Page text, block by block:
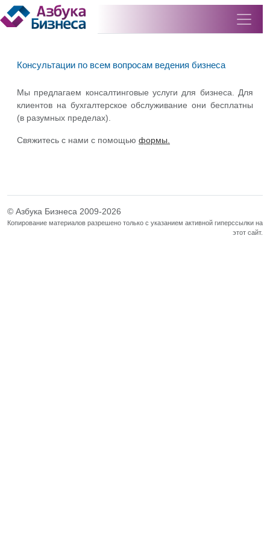
Консультации по всем вопросам ведения бизнеса
Мы предлагаем консалтинговые услуги для бизнеса. Для
клиентов на бухгалтерское обслуживание они бесплатны
(в разумных пределах).
Свяжитесь с нами с помощью формы.
© Азбука Бизнеса 2009-2026
Копирование материалов разрешено только с указанием активной гиперссылки на
этот сайт.